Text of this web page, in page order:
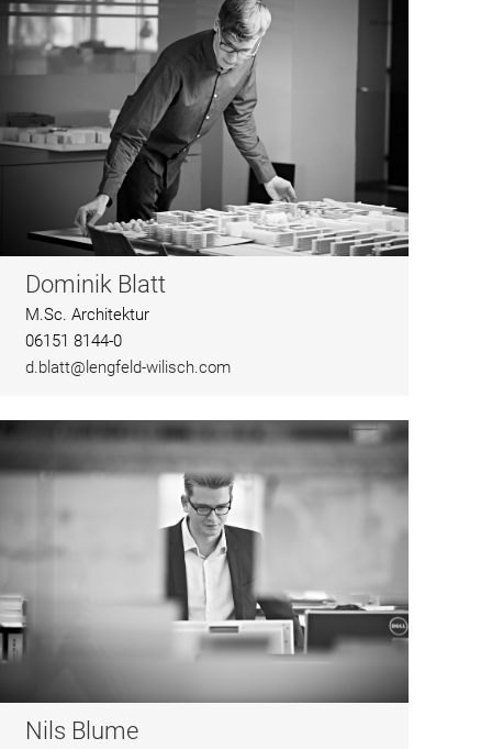
Dominik Blatt
M.Sc. Architektur
06151 8144-0
d.blatt@lengfeld-wilisch.com
Nils Blume